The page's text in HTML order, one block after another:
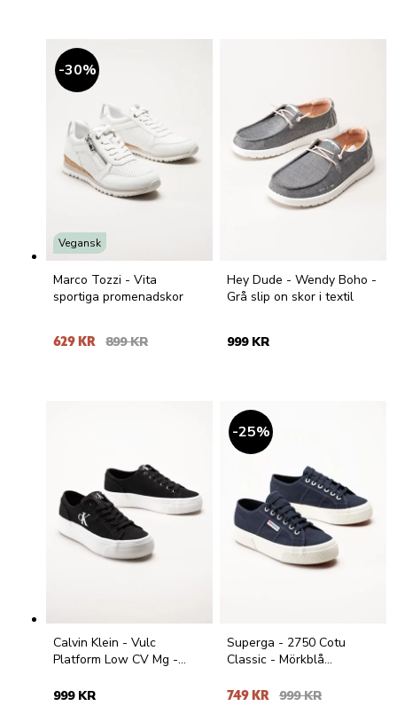
30%
Vegansk
Marco Tozzi - Vita
sportiga promenadskor
629 KR 899 KR
Hey Dude - Wendy Boho -
Grå slip on skor i textil
999 KR
Calvin Klein - Vulc
Platform Low CV Mg -
textil
999 KR
25%
Superga - 2750 Cotu
Classic - Mörkblå
749 KR 999 KR